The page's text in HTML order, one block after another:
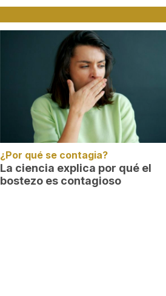
¿Por qué se contagia?
La ciencia explica por qué el
bostezo es contagioso